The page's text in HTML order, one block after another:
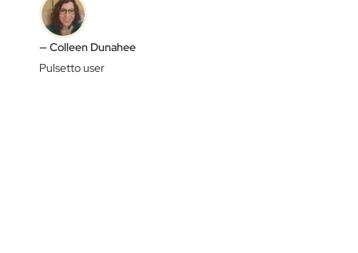
— Colleen Dunahee
Pulsetto user